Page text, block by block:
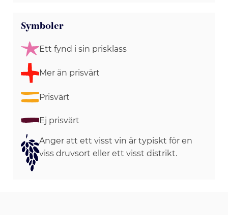
Symboler
Ett fynd i sin prisklass
Mer än prisvärt
Prisvärt
Ej prisvärt
Anger att ett visst vin är typiskt för en
viss druvsort eller ett visst distrikt.